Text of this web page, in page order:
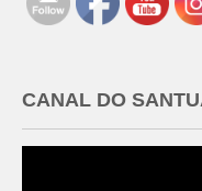
CANAL DO